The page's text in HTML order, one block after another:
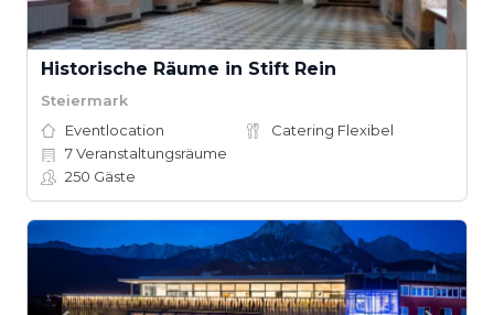
Historische Räume in Stift Rein
Steiermark
Eventlocation
Catering Flexibel
7Veranstaltungsräume
250 Gäste